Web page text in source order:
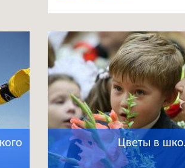
Цветы в